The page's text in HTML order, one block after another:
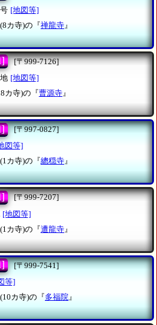
[地図等]
カ寺)の『禅龍寺 』
[〒999-7126]
[地図等]
カ寺)の『曹源寺』
[〒997-0827]
図等]
カ寺)の『總穏寺』
[〒999-7207]
[地図等]
カ寺)の『遭龍寺 』
[〒999-7541]
等]
カ寺)の『多福院』